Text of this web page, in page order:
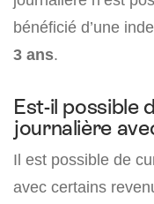
bénéficié d’une
3 ans.
Est-il possible
journalière
Il est possible de
avec certains